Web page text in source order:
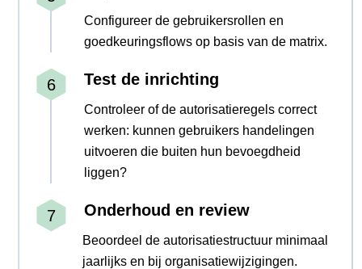
Configureer de gebruikersrollen en
goedkeuringsflows op basis van de matrix.
Test de inrichting
Controleer of de autorisatieregels correct
werken: kunnen gebruikers handelingen
uitvoeren die buiten hun bevoegdheid
liggen?
Onderhoud en review
Beoordeel de autorisatiestructuur minimaal
jaarlijks en bij organisatiewijzigingen.